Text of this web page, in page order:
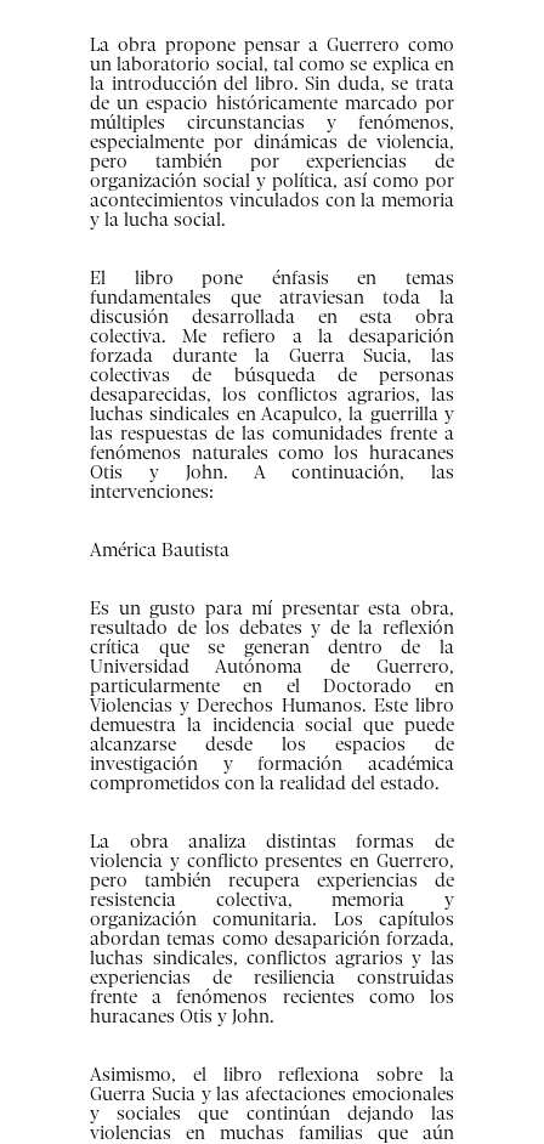
La obra propone pensar a Guerrero como
un laboratorio social, tal como se explica en
la introducción del libro. Sin duda, se trata
de un espacio históricamente marcado por
múltiples circunstancias y fenómenos,
especialmente por dinámicas de violencia,
pero también por experiencias de
organización social y política, así como por
acontecimientos vinculados con la memoria
y la lucha social.
El libro pone énfasis en temas
fundamentales que atraviesan toda la
discusión desarrollada en esta obra
colectiva. Me refiero a la desaparición
forzada durante la Guerra Sucia, las
colectivas de búsqueda de personas
desaparecidas, los conflictos agrarios, las
luchas sindicales en Acapulco, la guerrilla y
las respuestas de las comunidades frente a
fenómenos naturales como los huracanes
Otis y John. A continuación, las
intervenciones:
América Bautista
Es un gusto para mí presentar esta obra,
resultado de los debates y de la reflexión
crítica que se generan dentro de la
Universidad Autónoma de Guerrero,
particularmente en el Doctorado en
Violencias y Derechos Humanos. Este libro
demuestra la incidencia social que puede
alcanzarse desde los espacios de
investigación y formación académica
comprometidos con la realidad del estado.
La obra analiza distintas formas de
violencia y conflicto presentes en Guerrero,
pero también recupera experiencias de
resistencia colectiva, memoria y
organización comunitaria. Los capítulos
abordan temas como desaparición forzada,
luchas sindicales, conflictos agrarios y las
experiencias de resiliencia construidas
frente a fenómenos recientes como los
huracanes Otis y John.
Asimismo, el libro reflexiona sobre la
Guerra Sucia y las afectaciones emocionales
y sociales que continúan dejando las
violencias en muchas familias que aún